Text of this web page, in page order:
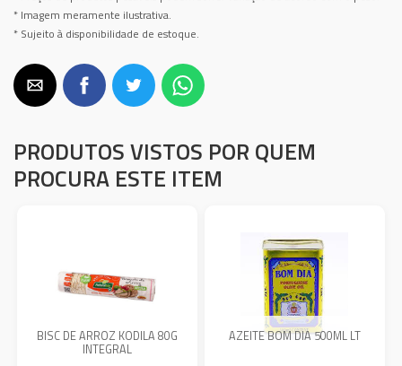
* Imagem meramente ilustrativa.
* Sujeito à disponibilidade de estoque.
PRODUTOS VISTOS POR QUEM
PROCURA ESTE ITEM
BISC DE ARROZ KODILA 80G
INTEGRAL
AZEITE BOM DIA 500ML LT